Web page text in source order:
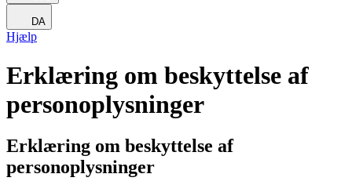
DA
Hjælp
Erklæring om beskyttelse af
personoplysninger
Erklæring om beskyttelse af
personoplysninger